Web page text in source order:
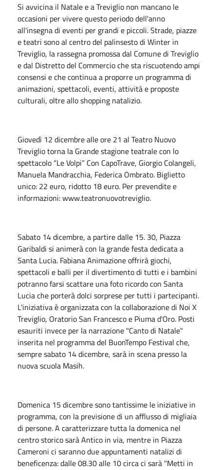
Si avvicina il Natale e a Treviglio non mancano le
occasioni per vivere questo periodo dell'anno
all'insegna di eventi per grandi e piccoli. Strade, piazze
e teatri sono al centro del palinsesto di Winter in
Treviglio, la rassegna promossa dal Comune di Treviglio
e dal Distretto del Commercio che sta riscuotendo ampi
consensi e che continua a proporre un programma di
animazioni, spettacoli, eventi, attività e proposte
culturali, oltre allo shopping natalizio.
Giovedì 12 dicembre alle ore 21 al Teatro Nuovo
Treviglio torna la Grande stagione teatrale con lo
spettacolo “Le Volpi” Con CapoTrave, Giorgio Colangeli,
Manuela Mandracchia, Federica Ombrato. Biglietto
unico: 22 euro, ridotto 18 euro. Per prevendite e
informazioni: www.teatronuovotreviglio.
Sabato 14 dicembre, a partire dalle 15. 30, Piazza
Garibaldi si animerà con la grande festa dedicata a
Santa Lucia. Fabiana Animazione offrirà giochi,
spettacoli e balli per il divertimento di tutti e i bambini
potranno farsi scattare una foto ricordo con Santa
Lucia che porterà dolci sorprese per tutti i partecipanti.
L'iniziativa è organizzata con la collaborazione di Noi X
Treviglio, Oratorio San Francesco e Piuma d'Oro. Posti
esauriti invece per la narrazione "Canto di Natale"
inserita nel programma del BuonTempo Festival che,
sempre sabato 14 dicembre, sarà in scena presso la
nuova scuola Masih.
Domenica 15 dicembre sono tantissime le iniziative in
programma, con la previsione di un afflusso di migliaia
di persone. A caratterizzare tutta la domenica nel
centro storico sarà Antico in via, mentre in Piazza
Cameroni ci saranno due appuntamenti natalizi di
beneficenza: dalle 08.30 alle 10 circa ci sarà "Metti in